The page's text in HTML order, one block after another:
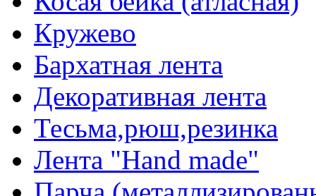
Кружево
Бархатная лента
Декоративная лента
Тесьма,рюш,резинка
Лента "Hand made"